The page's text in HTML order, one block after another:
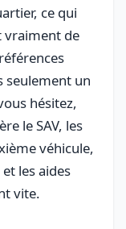
ce qui
vraiment de
seulement un
hésitez,
le SAV, les
véhicule,
les aides
vite.